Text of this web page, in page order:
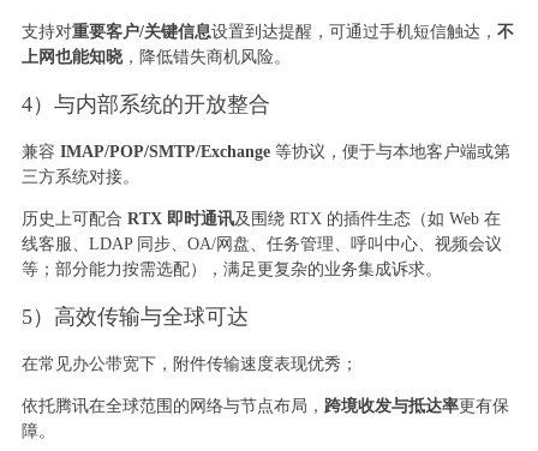
支持对重要客户/关键信息设置到达提醒，可通过手机短信触达， 不
上网也能知晓，降低错失商机风险。
4）与内部系统的开放整合
兼容 IMAP/POP/SMTP/Exchange等协议，便于与本地客户端或第
三方系统对接。
历史上可配合 RTX 即时通讯及围绕 RTX 的插件生态（如 Web 在
线客服、LDAP 同步、OA/网盘、任务管理、呼叫中心、视频会议
等；部分能力按需选配），满足更复杂的业务集成诉求。
5）高效传输与全球可达
在常见办公带宽下，附件传输速度表现优秀；
依托腾讯在全球范围的网络与节点布局， 跨境收发与抵达率更有保
障。